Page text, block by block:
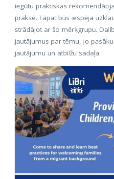
iegūtu praktiskas
praksē. Tāpat būs iespēja
strādājot ar šo mērķgrupu.
jautājumus par tēmu, jo
jautājumu un atbilžu sadaļa.